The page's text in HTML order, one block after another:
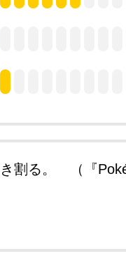
る。 （『